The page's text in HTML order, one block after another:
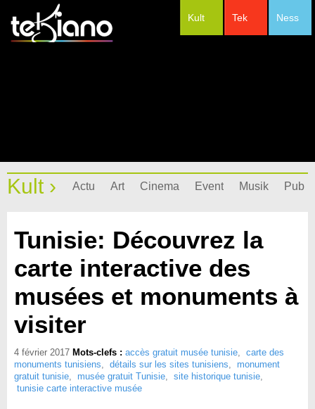
Ness
Tek
Kult
Kult › Actu Art Cinema Event Musik Pub
Tunisie: Découvrez la
carte interactive des
musées et monuments à
visiter
4 février 2017 Mots-clefs : accès gratuit musée tunisie, carte des
monuments tunisiens, détails sur les sites tunisiens, monument
gratuit tunisie, musée gratuit Tunisie, site historique tunisie,
tunisie carte interactive musée